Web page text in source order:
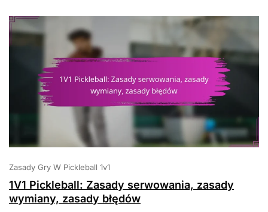
Etykieta
Gry
Zasady Gry W Pickleball 1v1
1V1 Pickleball: Zasady serwowania, zasady
wymiany, zasady błędów